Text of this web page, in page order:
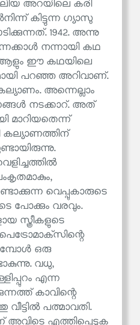
അറയിലെ കരി
കിട്ടുന്ന ഗ്യാസു
1942. അന്നു
നന്നായി കഥ
ഈ കഥയിലെ
പറഞ്ഞ അറിവാണ്.
അന്നെല്ലാം
നടക്കാറ്. അത്
മാറിയതെന്ന്
കല്യാണത്തിന്
വെപ്പുകാരുടെ
പോക്കും വരവും.
സ്ത്രീകളുടെ
ഒരു
വധു,
എന്ന
കാവിന്റെ
പത്മാവതി.
അവിടെ എത്തിപ്പെടുക